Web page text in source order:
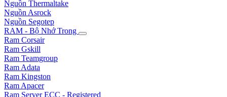
Nguồn Thermaltake
Nguồn Asrock
Nguồn Segotep
RAM - Bộ Nhớ Trong
Ram Corsair
Ram Gskill
Ram Teamgroup
Ram Adata
Ram Kingston
Ram Apacer
Ram Server ECC - Registered